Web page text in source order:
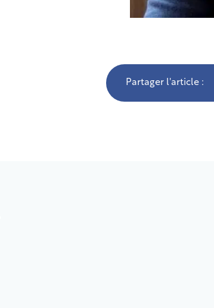
Partager l'article :